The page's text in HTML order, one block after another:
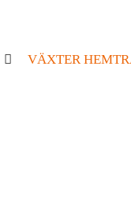
VÄXTER